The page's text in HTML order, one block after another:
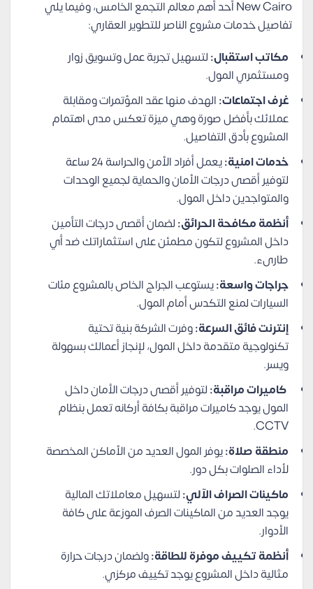
New Cairo أحد أهم معالم التجمع الخامس، وفيما يلي
تفاصيل خدمات مشروع الناصر للتطوير العقاري:
مكاتب استقبال:لتسهيل تجربة عمل وتسويق زوار
ومستثمري المول.
غرف اجتماعات:الهدف منها عقد المؤتمرات ومقابلة
عملائك بأفضل صورة وهي ميزة تعكس مدى اهتمام
المشروع بأدق التفاصيل.
خدمات امنية:
يعمل أفراد الأمن والحراسة 24 ساعة
لتوفير أقصى درجات الأمان والحماية لجميع الوحدات
والمتواجدين داخل المول.
أنظمة مكافحة الحرائق:لضمان أقصى درجات التأمين
داخل المشروع لتكون مطمئن على استثماراتك ضد أي
طارىء.
جراجات واسعة:يستوعب الجراج الخاص بالمشروع مئات
السيارات لمنع التكدس أمام المول.
إنترنت فائق السرعة:وفرت الشركة بنية تحتية
تكنولوجية متقدمة داخل المول، لإنجاز أعمالك بسهولة
ويسر.
كاميرات مراقبة:لتوفير أقصى درجات الأمان داخل
المول يوجد كاميرات مراقبة بكافة أركانه تعمل بنظام
CCTV.
منطقة صلاة:يوفر المول العديد من الأماكن المخصصة
لأداء الصلوات بكل دور.
ماكينات الصراف الآلي:لتسهيل معاملاتك المالية
يوجد العديد من الماكينات الصرف الموزعة على كافة
الأدوار.
أنظمة تكييف موفرة للطاقة:ولضمان درجات حرارة
مثالية داخل المشروع يوجد تكييف مركزي.